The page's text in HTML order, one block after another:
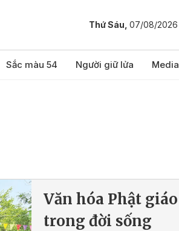
Thứ Sáu, 07/08/2026
Sắc màu 54 Người giữ lửa Media
Văn hóa Phật giáo
trong đời sống